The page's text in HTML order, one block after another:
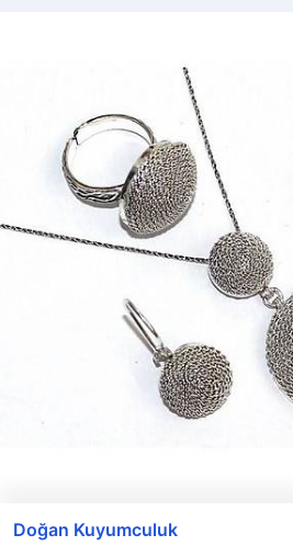
Doğan Kuyumculuk